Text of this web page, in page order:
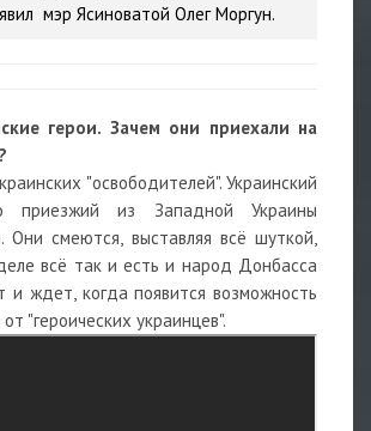
мэр Ясиноватой Олег Моргун.
герои. Зачем они приехали на
"освободителей". Украинский
из Западной Украины
Они смеются, выставляя всё шуткой,
всё так и есть и народ Донбасса
и ждет, когда появится возможность
"героических украинцев".